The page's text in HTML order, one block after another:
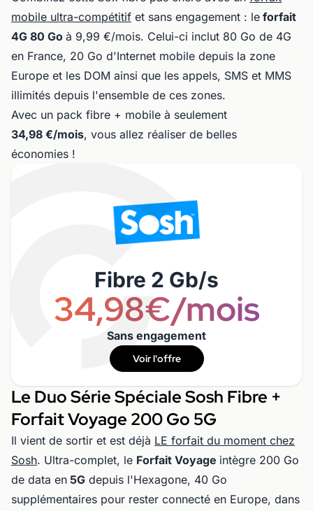
mobile ultra-compétitif et sans engagement : le forfait
4G 80 Go à 9,99 €/mois. Celui-ci inclut 80 Go de 4G
en France, 20 Go d'Internet mobile depuis la zone
Europe et les DOM ainsi que les appels, SMS et MMS
illimités depuis l'ensemble de ces zones.
Avec un pack fibre + mobile à seulement
34,98 €/mois, vous allez réaliser de belles
économies !
Fibre 2 Gb/s
34,98€/mois
Sans engagement
Voir l'offre
Le Duo Série Spéciale Sosh Fibre +
Forfait Voyage 200 Go 5G
Il vient de sortir et est déjà LE forfait du moment chez
Sosh. Ultra-complet, le Forfait Voyage intègre 200 Go
de data en 5G depuis l'Hexagone, 40 Go
supplémentaires pour rester connecté en Europe, dans